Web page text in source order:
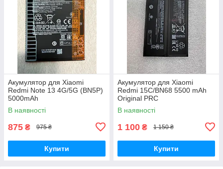
Акумулятор для Xiaomi
Redmi Note 13 4G/5G (BN5P)
5000mAh
В наявності
875 ₴ 975 ₴
Купити
Акумулятор для Xiaomi
Redmi 15C/BN68 5500 mAh
Original PRC
В наявності
1 100 ₴ 1 150 ₴
Купити